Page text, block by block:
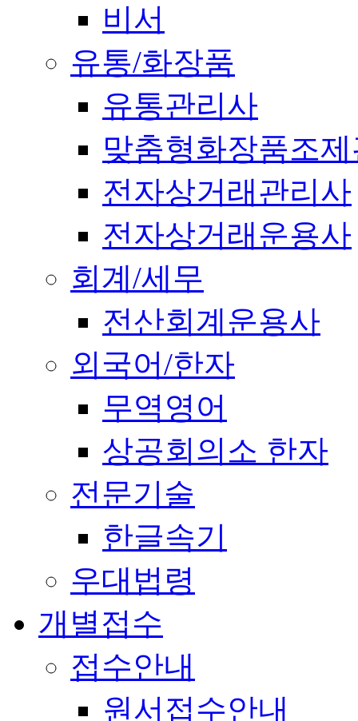
비서
유통/화장품
유통관리사
맞춤형화장품조
전자상거래관리사
전자상거래운용사
회계/세무
전산회계운용사
외국어/한자
무역영어
상공회의소 한자
전문기술
한글속기
우대법령
개별접수
접수안내
원서접수안내